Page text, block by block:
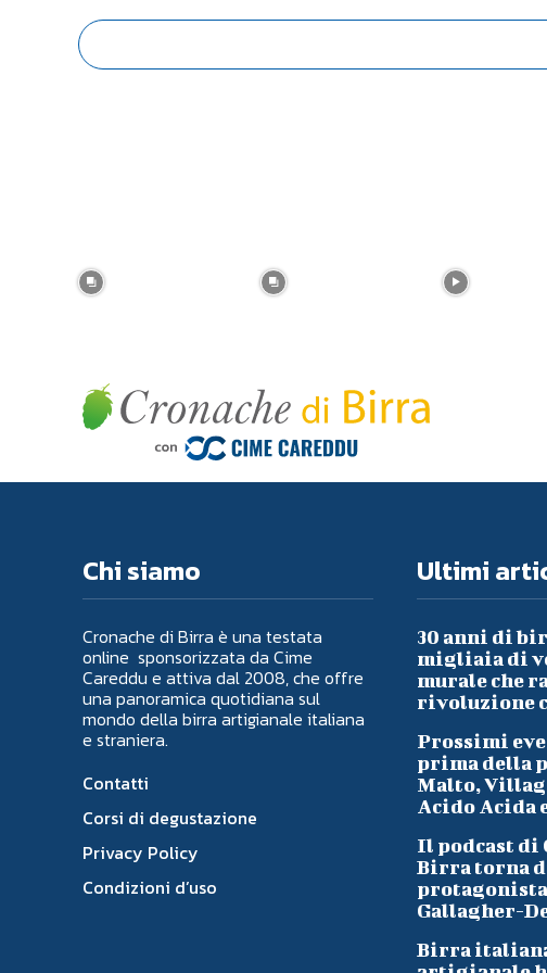
Chi siamo
Cronache di Birra è una testata
online sponsorizzata da Cime
Careddu e attiva dal 2008, che offre
una panoramica quotidiana sul
mondo della birra artigianale italiana
e straniera.
Contatti
Corsi di degustazione
Privacy Policy
Condizioni d’uso
Ultimi
30 anni di
migliaia di
murale che
rivoluzione
Prossimi
prima della
Malto,
Acido Acida
Il podcast di
Birra torna
Gallagher-
Birra